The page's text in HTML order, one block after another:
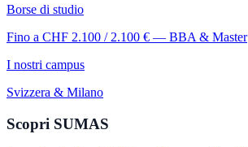
Borse di studio
Fino a CHF 2.100 / 2.100 € — BBA & Master
I nostri campus
Svizzera & Milano
Scopri SUMAS